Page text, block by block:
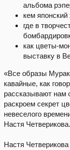
альбома
кем
где в
как цветы-
выставку в
«Все образы
кавайные, как
рассказывают нам
раскроем секрет
невеселого
Настя Четверикова.
Настя